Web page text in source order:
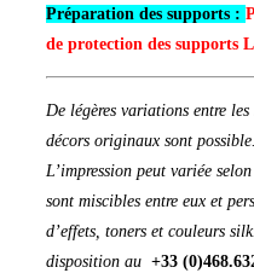
Préparation des supports :
de protection des supports
De légères variations entre
décors originaux sont
L’impression peut variée
sont miscibles entre eux et
d’effets, toners et couleurs
disposition au +33